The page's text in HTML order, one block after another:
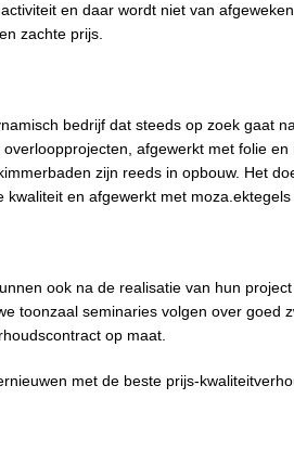
en daar wordt niet van
zachte prijs.
bedrijf dat steeds op zoek gaat
afgewerkt met folie
zijn reeds in opbouw. Het
en afgewerkt met
ook na de realisatie van hun
toonzaal seminaries volgen over goed
op maat.
met de beste prijs-